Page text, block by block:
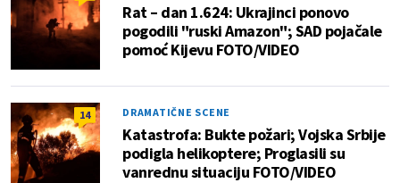
Rat – dan 1.624: Ukrajinci ponovo
pogodili "ruski Amazon"; SAD pojačale
pomoć Kijevu FOTO/VIDEO
14 DRAMATIČNE SCENE
Katastrofa: Bukte požari; Vojska Srbije
podigla helikoptere; Proglasili su
vanrednu situaciju FOTO/VIDEO